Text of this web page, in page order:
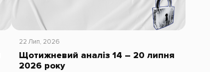
22 Лип, 2026
Щотижневий аналіз 14 – 20 липня
2026 року